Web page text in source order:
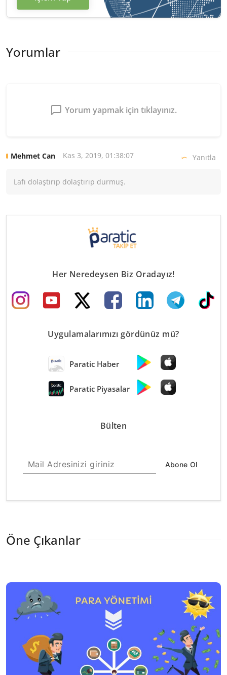
Yorumlar
Yorum yapmak için tıklayınız.
Mehmet Can Kas 3, 2019, 01:38:07
Lafı dolaştırıp dolaştırıp durmuş.
Yanıtla
Her Neredeysen Biz Oradayız!
Uygulamalarımızı gördünüz mü?
Paratic Haber
Paratic Piyasalar
Bülten
Abone Ol
Öne Çıkanlar